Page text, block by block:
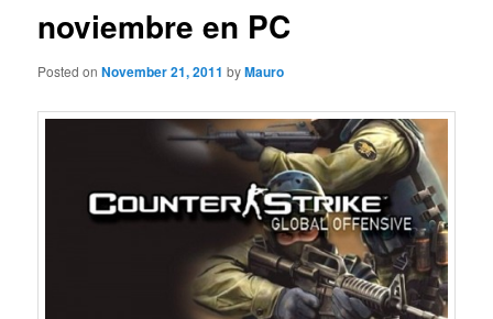
noviembre en PC
Posted onNovember 21, 2011 byMauro